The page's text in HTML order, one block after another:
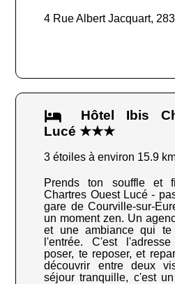
4 Rue Albert Jacquart,
Hôtel Ibis
Lucé ★★★
3 étoiles à environ 15.9
Prends ton souffle et
Chartres Ouest Lucé -
gare de Courville-sur-
un moment zen. Un
et une ambiance qui
l'entrée. C'est
poser, te reposer, et
découvrir entre deux
séjour tranquille, c'est